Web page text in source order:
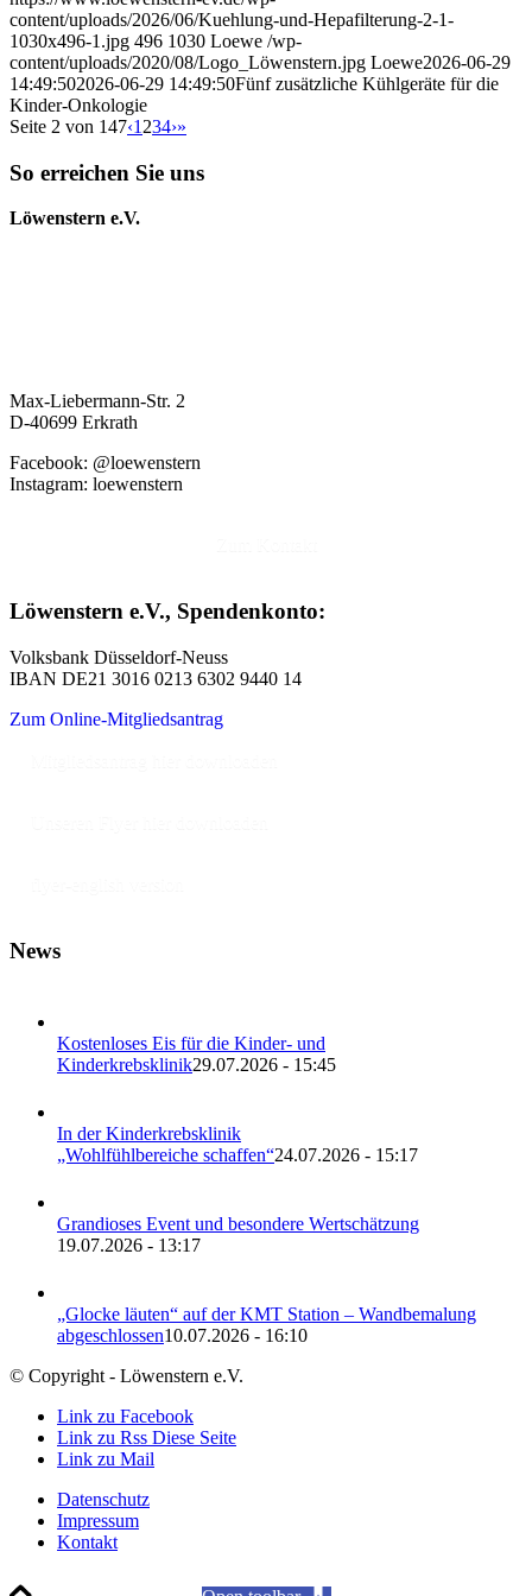
content/uploads/2026/06/Kuehlung-und-Hepafilterung-2-1-
1030x496-1.jpg 496 1030 Loewe /wp-
content/uploads/2020/08/Logo_Löwenstern.jpg Loewe2026-06-29
14:49:502026-06-29 14:49:50Fünf zusätzliche Kühlgeräte für die
Kinder-Onkologie
Seite 2 von 147‹1 234›»
So erreichen Sie uns
Löwenstern e.V.
Max-Liebermann-Str. 2
D-40699 Erkrath
Facebook: @loewenstern
Instagram: loewenstern
Löwenstern e.V., Spendenkonto:
Volksbank Düsseldorf-Neuss
IBAN DE21 3016 0213 6302 9440 14
Zum Online-Mitgliedsantrag
News
Kostenloses Eis für die Kinder- und
Kinderkrebsklinik29.07.2026 - 15:45
In der Kinderkrebsklinik
„Wohlfühlbereiche schaffen“24.07.2026 - 15:17
Grandioses Event und besondere Wertschätzung
19.07.2026 - 13:17
„Glocke läuten“ auf der KMT Station – Wandbemalung
abgeschlossen10.07.2026 - 16:10
© Copyright - Löwenstern e.V.
Link zu Facebook
Link zu Rss Diese Seite
Link zu Mail
Datenschutz
Impressum
Kontakt